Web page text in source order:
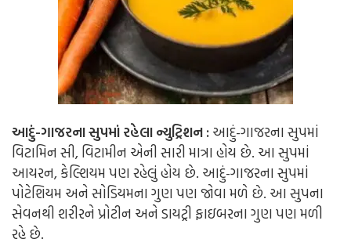
આદું-ગાજરના સુપમાં રહેલા ન્યુટ્રિશન :આદું-ગાજરના સુપમાં
વિટામિન સી, વિટામીન એની સારી માત્રા હોય છે. આ સુપમાં
આયરન, કેલ્શિયમ પણ રહેલું હોય છે. આદું-ગાજરના સુપમાં
પોટેશિયમ અને સોડિયમના ગુણ પણ જોવા મળે છે. આ સુપના
સેવનથી શરીરને પ્રોટીન અને ડાયટ્રી ફાઇબરના ગુણ પણ મળી
રહે છે.